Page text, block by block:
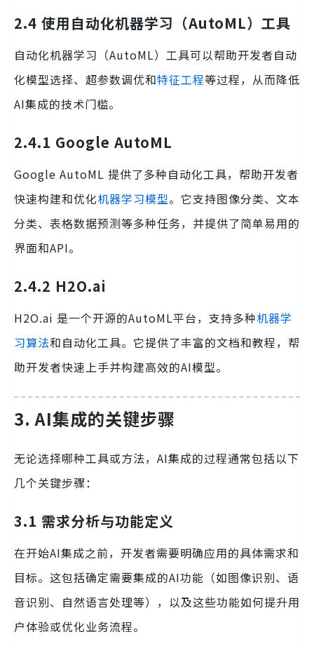
2.4 使用自动化机器学习（AutoML）工具
自动化机器学习（AutoML）工具可以帮助开发者自动
化模型选择、超参数调优和特征工程等过程，从而降低
AI集成的技术门槛。
2.4.1 Google AutoML
Google AutoML 提供了多种自动化工具，帮助开发者
快速构建和优化机器学习模型。它支持图像分类、文本
分类、表格数据预测等多种任务，并提供了简单易用的
界面和API。
2.4.2 H2O.ai
H2O.ai 是一个开源的AutoML平台，支持多种机器学
习算法和自动化工具。它提供了丰富的文档和教程，帮
助开发者快速上手并构建高效的AI模型。
3. AI集成的关键步骤
无论选择哪种工具或方法，AI集成的过程通常包括以下
几个关键步骤：
3.1 需求分析与功能定义
在开始AI集成之前，开发者需要明确应用的具体需求和
目标。这包括确定需要集成的AI功能（如图像识别、语
音识别、自然语言处理等），以及这些功能如何提升用
户体验或优化业务流程。